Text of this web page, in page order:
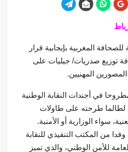
للصحافة المغربية بإيجابية قرار
توزيع صدريات/ جيليات على
المهنيين.
في أجندات النقابة الوطنية
لطالما طرحته على طاولات
سواء الوزارية أو الأمنية.
من المكتب التنفيذي للنقابة
للأمن الوطني، والذي تميز